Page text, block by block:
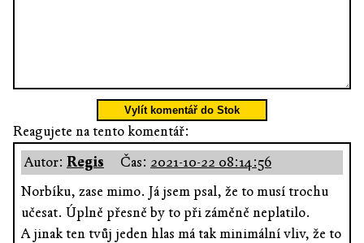
Vylít komentář do Stok
Reagujete na tento komentář:
Autor: Regis Čas: 2021-10-22 08:14:56
Norbíku, zase mimo. Já jsem psal, že to musí trochu
učesat. Úplně přesně by to při záměně neplatilo.
A jinak ten tvůj jeden hlas má tak minimální vliv, že to